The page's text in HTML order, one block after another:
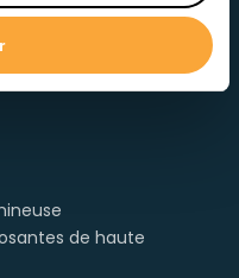
de haute